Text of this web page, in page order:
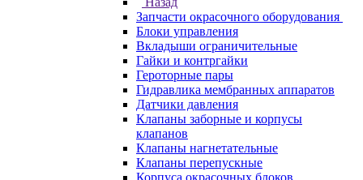
Запчасти окрасочного оборудования
Блоки управления
Вкладыши ограничительные
Гайки и контргайки
Героторные пары
Гидравлика мембранных аппаратов
Датчики давления
Клапаны заборные и корпусы
клапанов
Клапаны нагнетательные
Клапаны перепускные
Корпуса окрасочных блоков